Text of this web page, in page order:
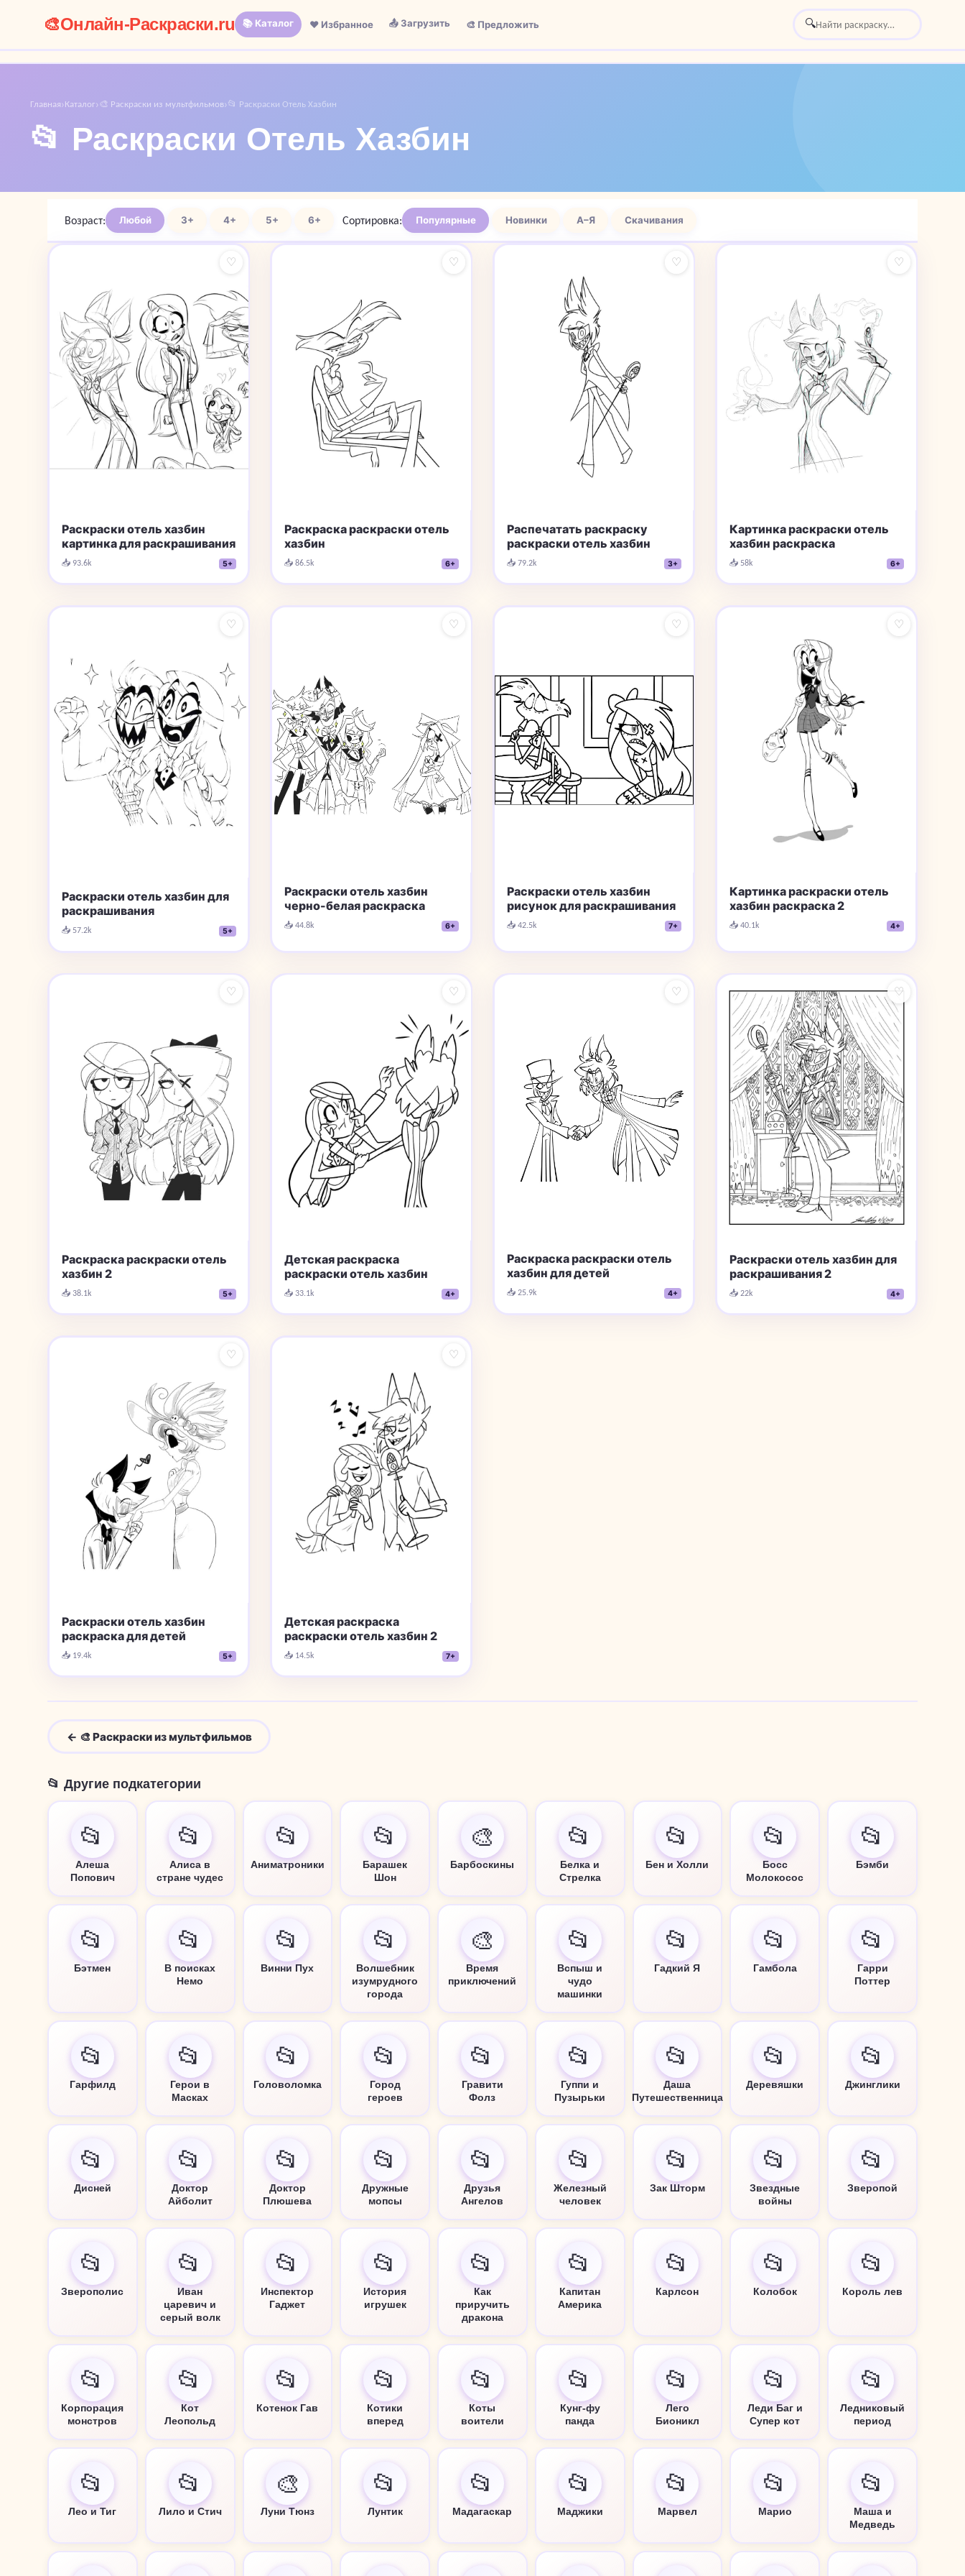
🎨Онлайн-Раскраски.ru 📚 Каталог ❤️ Избранное 📤 Загрузить 🎨 Предложить 🔍
Главная›Каталог›🎨 Раскраски из мультфильмов›📂 Раскраски Отель Хазбин
📂 Раскраски Отель Хазбин
Возраст: Любой 3+ 4+ 5+ 6+ Сортировка: Популярные Новинки А–Я Скачивания
♡
Раскраски отель хазбин
картинка для раскрашивания
📥 93.6k 5+
♡
Раскраска раскраски отель
хазбин
📥 86.5k 6+
♡
Распечатать раскраску
раскраски отель хазбин
📥 79.2k 3+
♡
Картинка раскраски отель
хазбин раскраска
📥 58k 6+
♡
Раскраски отель хазбин для
раскрашивания
📥 57.2k 5+
♡
Раскраски отель хазбин
черно-белая раскраска
📥 44.8k 6+
♡
Раскраски отель хазбин
рисунок для раскрашивания
📥 42.5k 7+
♡
Картинка раскраски отель
хазбин раскраска 2
📥 40.1k 4+
♡
Раскраска раскраски отель
хазбин 2
📥 38.1k 5+
♡
Детская раскраска
раскраски отель хазбин
📥 33.1k 4+
♡
Раскраска раскраски отель
хазбин для детей
📥 25.9k 4+
♡
Раскраски отель хазбин для
раскрашивания 2
📥 22k 4+
♡
Раскраски отель хазбин
раскраска для детей
📥 19.4k 5+
♡
Детская раскраска
раскраски отель хазбин 2
📥 14.5k 7+
← 🎨 Раскраски из мультфильмов
📂 Другие подкатегории
📂
Алеша
Попович
📂
Алиса в
стране чудес
📂
Аниматроники
📂
Барашек
Шон
🎨
Барбоскины
📂
Белка и
Стрелка
📂
Бен и Холли
📂
Босс
Молокосос
📂
Бэмби
📂
Бэтмен
📂
В поисках
Немо
📂
Винни Пух
📂
Волшебник
изумрудного
города
🎨
Время
приключений
📂
Вспыш и
чудо
машинки
📂
Гадкий Я
📂
Гамбола
📂
Гарри
Поттер
📂
Гарфилд
📂
Герои в
Масках
📂
Головоломка
📂
Город
героев
📂
Гравити
Фолз
📂
Гуппи и
Пузырьки
📂
Даша
Путешественница
📂
Деревяшки
📂
Джинглики
📂
Дисней
📂
Доктор
Айболит
📂
Доктор
Плюшева
📂
Дружные
мопсы
📂
Друзья
Ангелов
📂
Железный
человек
📂
Зак Шторм
📂
Звездные
войны
📂
Зверопой
📂
Зверополис
📂
Иван
царевич и
серый волк
📂
Инспектор
Гаджет
📂
История
игрушек
📂
Как
приручить
дракона
📂
Капитан
Америка
📂
Карлсон
📂
Колобок
📂
Король лев
📂
Корпорация
монстров
📂
Кот
Леопольд
📂
Котенок Гав
📂
Котики
вперед
📂
Коты
воители
📂
Кунг-фу
панда
📂
Лего
Бионикл
📂
Леди Баг и
Супер кот
📂
Ледниковый
период
📂
Лео и Тиг
📂
Лило и Стич
🎨
Луни Тюнз
📂
Лунтик
📂
Мадагаскар
📂
Маджики
📂
Марвел
📂
Марио
📂
Маша и
Медведь